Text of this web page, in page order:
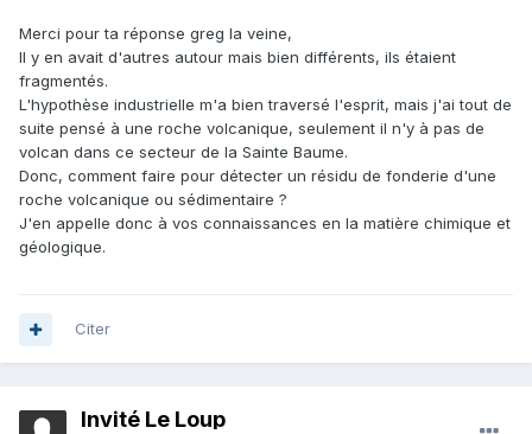
Merci pour ta réponse greg la veine,
Il y en avait d'autres autour mais bien différents, ils étaient
fragmentés.
L'hypothèse industrielle m'a bien traversé l'esprit, mais j'ai tout de
suite pensé à une roche volcanique, seulement il n'y à pas de
volcan dans ce secteur de la Sainte Baume.
Donc, comment faire pour détecter un résidu de fonderie d'une
roche volcanique ou sédimentaire ?
J'en appelle donc à vos connaissances en la matière chimique et
géologique.
Citer
Invité Le Loup